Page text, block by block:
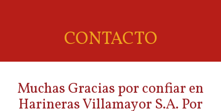
CONTACTO
Muchas Gracias por confiar en
Harineras Villamayor S.A. Por